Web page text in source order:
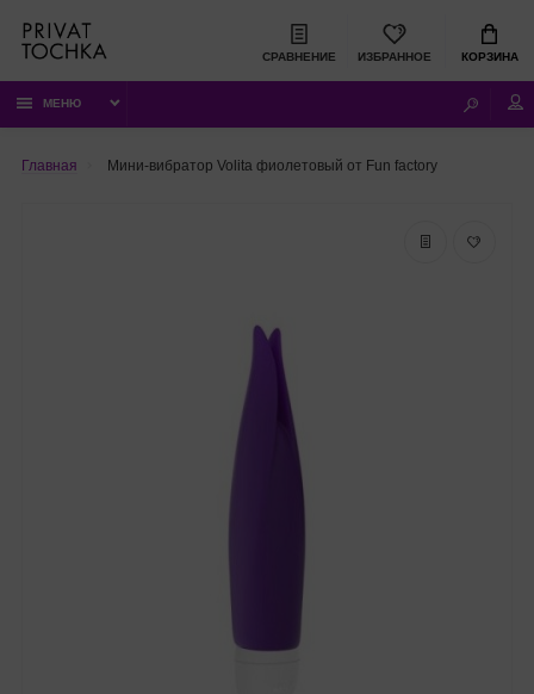
СРАВНЕНИЕ ИЗБРАННОЕ КОРЗИНА
МЕНЮ
Главная Мини-вибратор Volita фиолетовый от Fun factory